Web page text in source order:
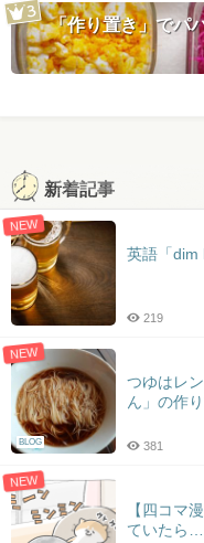
「作り置き」でパ
新着記事
NEW
英語「dim
219
NEW
BLOG
つゆはレ
ん」の作
381
NEW
【四コマ
ていたら…